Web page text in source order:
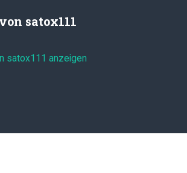
satox111
satox111 anzeigen